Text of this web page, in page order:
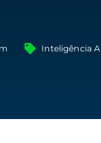
Inteligência